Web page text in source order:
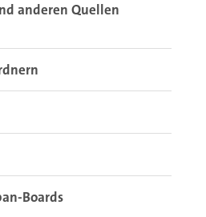
anderen Quellen
Boards